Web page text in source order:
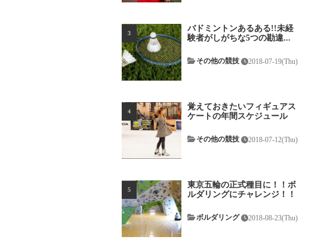
バドミントンあるある!!未経
験者がしがちな5つの勘違...
2018-07-19(Thu)
その他の競技
覚えておきたいフィギュアス
ケートの年間スケジュール
2018-07-12(Thu)
その他の競技
東京五輪の正式種目に！！ボ
ルダリングにチャレンジ！！
2018-08-23(Thu)
ボルダリング